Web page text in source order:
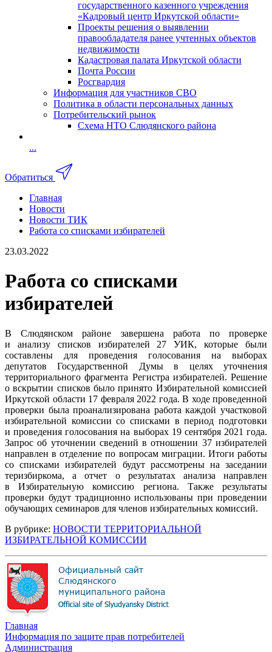
государственного казенного учреждения
«Кадровый центр Иркутской области»
Проекты решения о выявлении
правообладателя ранее учтенных объектов
недвижимости
Кадастровая палата Иркутской области
Почта России
Росгвардия
Информация для участников СВО
Политика в области персональных данных
Потребительский рынок
Схема НТО Слюдянского района
...
Обратиться
Главная
Новости
Новости ТИК
Работа со списками избирателей
23.03.2022
Работа со списками
избирателей
В Слюдянском районе завершена работа по проверке
и анализу списков избирателей 27 УИК, которые были
составлены для проведения голосования на выборах
депутатов Государственной Думы в целях уточнения
территориального фрагмента Регистра избирателей. Решение
о вскрытии списков было принято Избирательной комиссией
Иркутской области 17 февраля 2022 года. В ходе проведенной
проверки была проанализирована работа каждой участковой
избирательной комиссии со списками в период подготовки
и проведения голосования на выборах 19 сентября 2021 года.
Запрос об уточнении сведений в отношении 37 избирателей
направлен в отделение по вопросам миграции. Итоги работы
со списками избирателей будут рассмотрены на заседании
теризбиркома, а отчет о результатах анализа направлен
в Избирательную комиссию региона. Также результаты
проверки будут традиционно использованы при проведении
обучающих семинаров для членов избирательных комиссий.
В рубрике: НОВОСТИ ТЕРРИТОРИАЛЬНОЙ
ИЗБИРАТЕЛЬНОЙ КОМИССИИ
Главная
Информация по защите прав потребителей
Администрация